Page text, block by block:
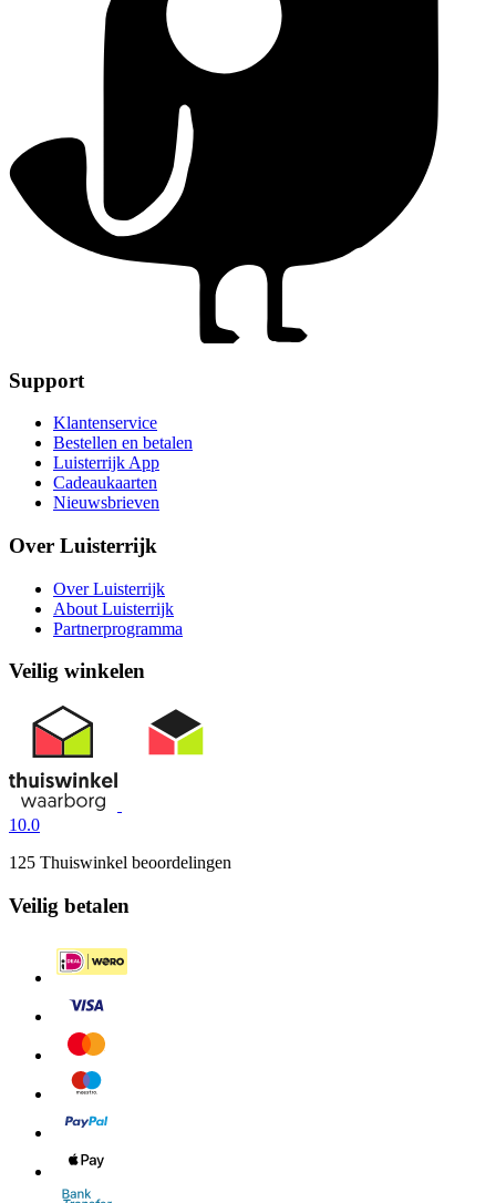
Support
Klantenservice
Bestellen en betalen
Luisterrijk App
Cadeaukaarten
Nieuwsbrieven
Over Luisterrijk
Over Luisterrijk
About Luisterrijk
Partnerprogramma
Veilig winkelen
10.0
125 Thuiswinkel beoordelingen
Veilig betalen